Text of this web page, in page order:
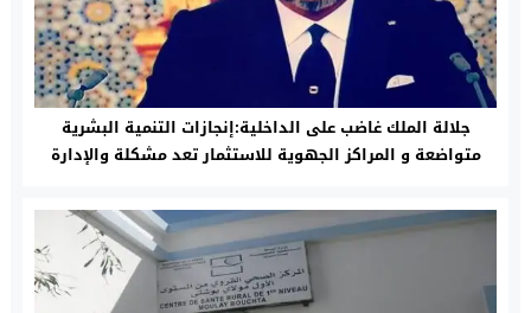
جلالة الملك غاضب على الداخلية:إنجازات التنمية البشرية
متواضعة و المراكز الجهوية للاستثمار تعد مشكلة والإدارة